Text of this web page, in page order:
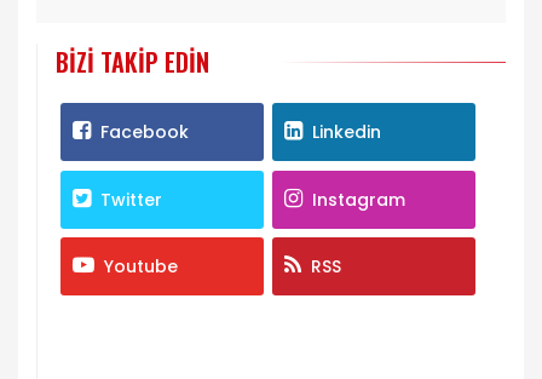
BIZI TAKIP EDIN
Facebook Linkedin
Twitter Instagram
Youtube RSS